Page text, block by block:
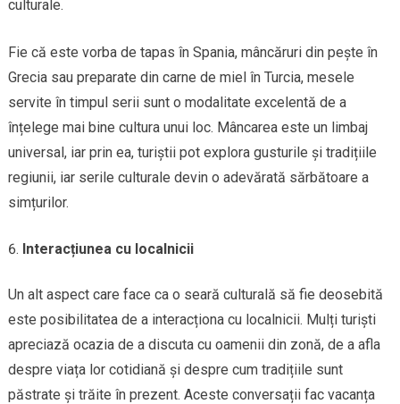
culturale.
Fie că este vorba de tapas în Spania, mâncăruri din pește în
Grecia sau preparate din carne de miel în Turcia, mesele
servite în timpul serii sunt o modalitate excelentă de a
înțelege mai bine cultura unui loc. Mâncarea este un limbaj
universal, iar prin ea, turiștii pot explora gusturile și tradițiile
regiunii, iar serile culturale devin o adevărată sărbătoare a
simțurilor.
Interacțiunea cu localnicii
Un alt aspect care face ca o seară culturală să fie deosebită
este posibilitatea de a interacționa cu localnicii. Mulți turiști
apreciază ocazia de a discuta cu oamenii din zonă, de a afla
despre viața lor cotidiană și despre cum tradițiile sunt
păstrate și trăite în prezent. Aceste conversații fac vacanța